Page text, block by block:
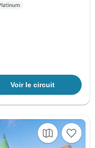
Voir le circuit